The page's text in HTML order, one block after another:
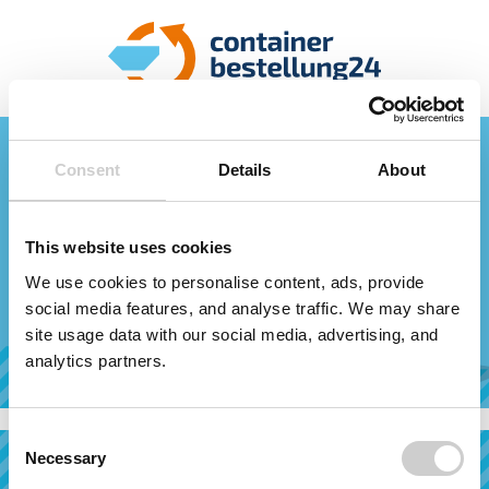
Consent Details About
This website uses cookies
We use cookies to personalise content, ads, provide
social media features, and analyse traffic. We may share
site usage data with our social media, advertising, and
analytics partners.
Consent
Selection
Necessary
Schwarzwald-Baar-
Kreis, Landkreis
Walter Kaspar GmbH &
Co.KG
Anfrage
Ihr Ansprechpartner
Bestellvorgang